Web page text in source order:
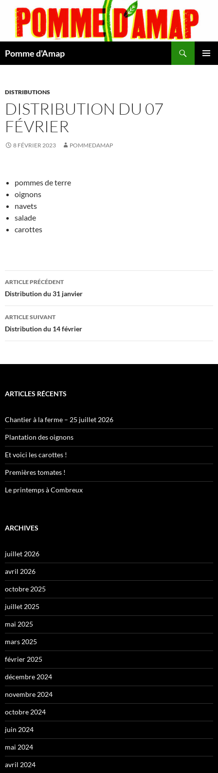
contenu
Pomme d'Amap
DISTRIBUTIONS
DISTRIBUTION DU 07
FÉVRIER
8 FÉVRIER 2023 POMMEDAMAP
pommes de terre
oignons
navets
salade
carottes
Navigation
des
articles
ARTICLE PRÉCÉDENT
Distribution du 31 janvier
ARTICLE SUIVANT
Distribution du 14 février
ARTICLES RÉCENTS
Chantier à la ferme – 25 juillet 2026
Plantation des oignons
Et voici les carottes !
Premières tomates !
Le printemps à Combreux
ARCHIVES
juillet 2026
avril 2026
octobre 2025
juillet 2025
mai 2025
mars 2025
février 2025
décembre 2024
novembre 2024
octobre 2024
juin 2024
mai 2024
avril 2024